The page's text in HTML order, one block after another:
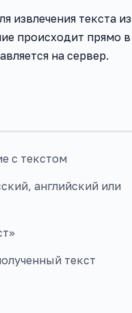
извлечения текста из
происходит прямо в
на сервер.
с текстом
английский или
текст